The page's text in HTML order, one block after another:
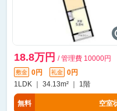
18.8万円 / 管理費 10000円
敷金 0円 礼金
0円
1LDK ｜ 34.13m² ｜ 1階
無料 空室